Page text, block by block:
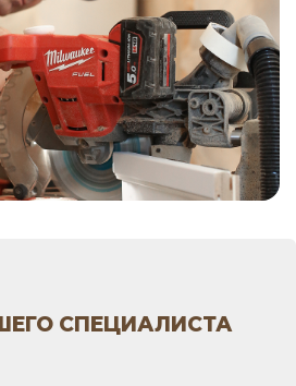
СПЕЦИАЛИСТА